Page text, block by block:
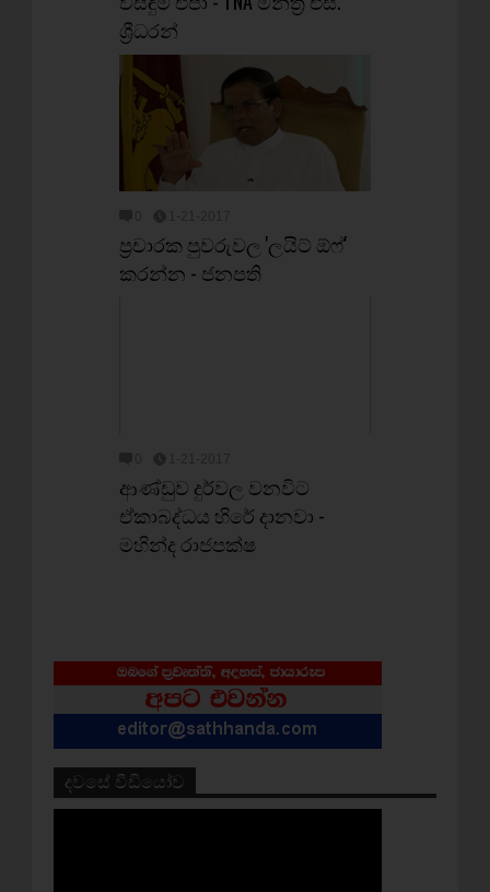
ශ්‍රීධරන්
ප්‍රචාරක පුවරුවල 'ලයිට්‌ ඕෆ්'
කරන්න - ජනපති
ආණ්‌ඩුව දුර්වල වනවිට
ඒකාබද්ධය හිරේ දානවා -
මහින්ද රාජපක්‌ෂ
දවසේ වීඩියෝව